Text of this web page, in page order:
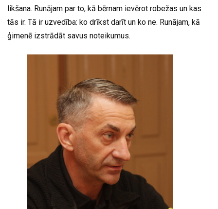
likšana. Runājam par to, kā bērnam ievērot robežas un kas
tās ir. Tā ir uzvedība: ko drīkst darīt un ko ne. Runājam, kā
ģimenē izstrādāt savus noteikumus.